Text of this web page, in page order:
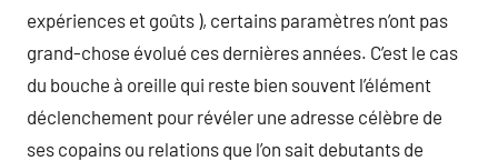
expériences et goûts ), certains paramètres n’ont pas
grand-chose évolué ces dernières années. C’est le cas
du bouche à oreille qui reste bien souvent l’élément
déclenchement pour révéler une adresse célèbre de
ses copains ou relations que l’on sait debutants de